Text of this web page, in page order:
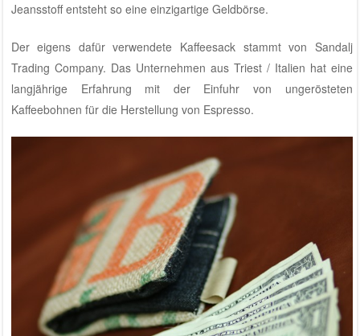
Jeansstoff entsteht so eine einzigartige Geldbörse.
Der eigens dafür verwendete Kaffeesack stammt von Sandalj
Trading Company. Das Unternehmen aus Triest / Italien hat eine
langjährige Erfahrung mit der Einfuhr von ungerösteten
Kaffeebohnen für die Herstellung von Espresso.